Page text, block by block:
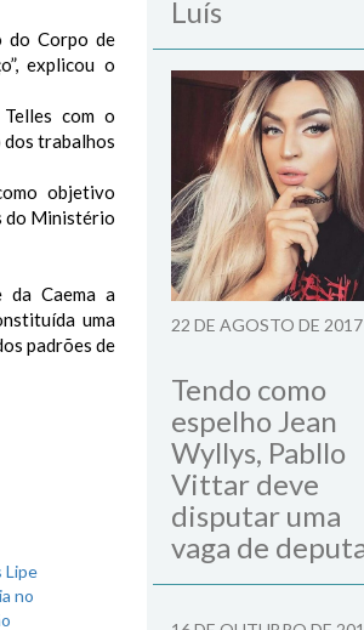
do Corpo de
explicou o
com o
dos trabalhos
objetivo
do Ministério
da Caema a
uma
padrões de
Lipe
no
Luís
22 DE AGOSTO DE 2017
Tendo como
espelho Jean
Wyllys, Pabllo
Vittar deve
disputar uma
vaga de